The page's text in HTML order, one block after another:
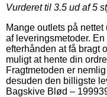
Vurderet til 3.5 ud af 5
Mange outlets på
af leveringsmetoder.
efterhånden at få bragt
muligt at hente din
Fragtmetoden er
desuden den billigste
Bagskive Blød –